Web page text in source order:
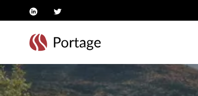
linkedintwitter